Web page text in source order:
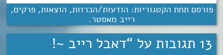
פורסם תחת הקטגוריות: הודעות/הכרזות, הוצאות,פרקים,
רייב מאסטר.
13 תגובות על “
דאבל רייב ~!